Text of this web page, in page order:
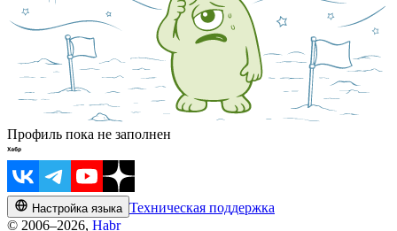
Профиль пока не заполнен
Настройка языка Техническая поддержка
© 2006–2026, Habr